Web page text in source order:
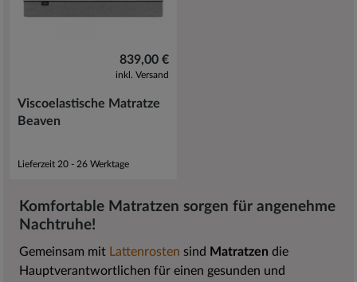
839,00 €
inkl. Versand
Viscoelastische Matratze
Beaven
Lieferzeit 20 - 26 Werktage
Komfortable Matratzen sorgen für angenehme
Nachtruhe!
Gemeinsam mit Lattenrosten sind Matratzendie
Hauptverantwortlichen für einen gesunden und